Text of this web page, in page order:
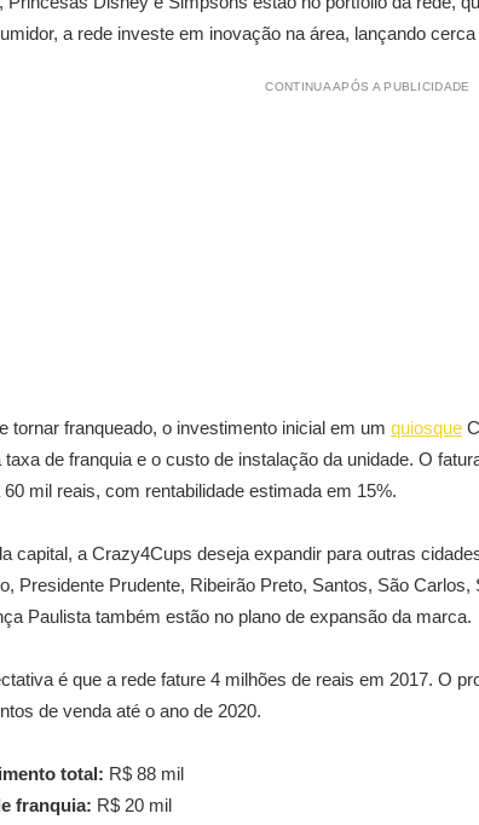
a rede investe em inovação na área, lançando
CONTINUA APÓS A PUBLICIDADE
tornar franqueado, o investimento inicial em um quiosque
taxa de franquia e o custo de instalação da unidade. O
60 mil reais, com rentabilidade estimada em 15%.
capital, a Crazy4Cups deseja expandir para outras
Presidente Prudente, Ribeirão Preto, Santos, São
Paulista também estão no plano de expansão da marca.
é que a rede fature 4 milhões de reais em 2017. O
de venda até o ano de 2020.
total: R$ 88 mil
franquia: R$ 20 mil